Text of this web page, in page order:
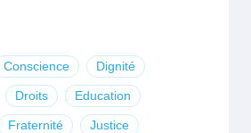
Conscience Dignité
Droits Education
Fraternité Justice